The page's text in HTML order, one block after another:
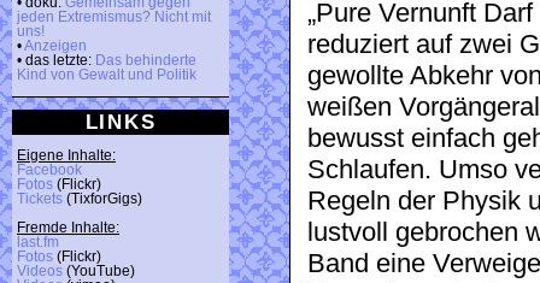
jeden Extremismus? Nicht mit
uns!
•Anzeigen
• das letzte: Das behinderte
Kind von Gewalt und Politik
LINKS
Eigene Inhalte:
Facebook
Fotos (Flickr)
Tickets (TixforGigs)
Fremde Inhalte:
last.fm
Fotos (Flickr)
Videos (YouTube)
„Pure Vernunft
reduziert auf zwei
gewollte Abkehr
weißen
bewusst einfach
Schlaufen. Umso
Regeln der Physik
lustvoll gebrochen
Band eine